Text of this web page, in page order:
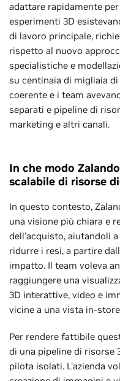
adattare rapidamente
esperimenti 3D
di lavoro principale,
rispetto al nuovo
specialistiche e
su centinaia di migliaia di
coerente e i team
separati e pipeline di
marketing e altri canali.
In che modo
scalabile di risorse
In questo contesto,
una visione più chiara e
dell'acquisto, aiutandoli
ridurre i resi, a partire
impatto. Il team voleva
raggiungere una
3D interattive, video e
vicine a una vista in-
Per rendere fattibile
di una pipeline di risorse
pilota isolati. L'azienda